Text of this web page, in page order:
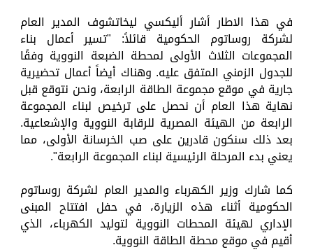
في هذا الاطار أشار أليكسي ليخاتشوف المدير العام
لشركة روساتوم الحكومية قائلاً: "تسير أعمال بناء
المجموعات الثلاث الأولى لمحطة الضبعة النووية وفقًا
للجدول الزمني المتفق عليه. وهناك أيضاً أعمال تحضيرية
جارية في موقع مجموعة الطاقة الرابعة، ونحن نتوقع قبل
نهاية هذا العام أن نحصل على ترخيص لبناء المجموعة
الرابعة من الهيئة المصرية للرقابة النووية والإشعاعية.
بعد ذلك سنكون قادرين على صب الخرسانة الأولى، مما
يعني بدء المرحلة الرئيسية لبناء المجموعة الرابعة".
كما شارك وزير الكهرباء والمدير العام لشركة روساتوم
الحكومية أثناء هذه الزيارة، في حفل افتتاح المبنى
الإداري لهيئة المحطات النووية لتوليد الكهرباء، الذي
أقيم في موقع محطة الطاقة النووية.